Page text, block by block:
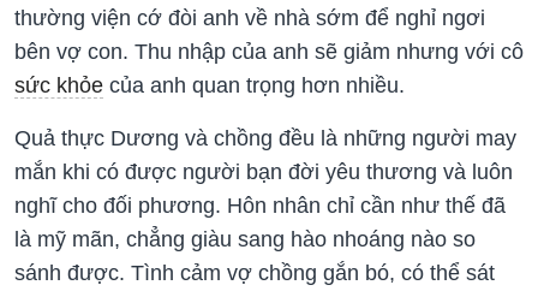
thường viện cớ đòi anh về nhà sớm để nghỉ ngơi
bên vợ con. Thu nhập của anh sẽ giảm nhưng với cô
sức khỏe của anh quan trọng hơn nhiều.
Quả thực Dương và chồng đều là những người may
mắn khi có được người bạn đời yêu thương và luôn
nghĩ cho đối phương. Hôn nhân chỉ cần như thế đã
là mỹ mãn, chẳng giàu sang hào nhoáng nào so
sánh được. Tình cảm vợ chồng gắn bó, có thể sát